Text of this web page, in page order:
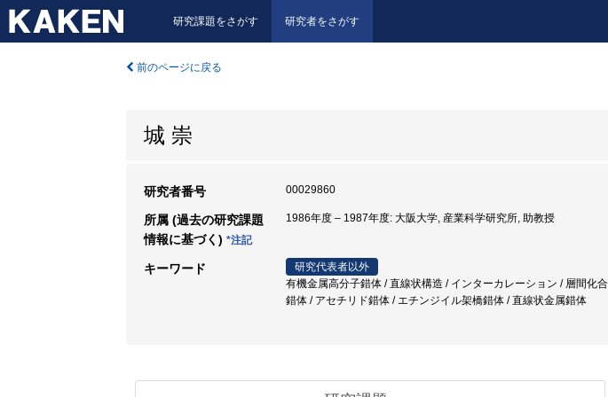
研究課題をさがす 研究者をさがす
前のページに戻る
城 崇
研究者番号 00029860
所属 (過去の研究課題
情報に基づく) *注記
1986年度 – 1987年度: 大阪大学, 産業科学研究所, 助教授
キーワード
研究代表者以外
有機金属高分子錯体 / 直線状構造 / インターカレーション / 層間化
錯体 / アセチリド錯体 / エチンジイル架橋錯体 / 直線状金属錯体